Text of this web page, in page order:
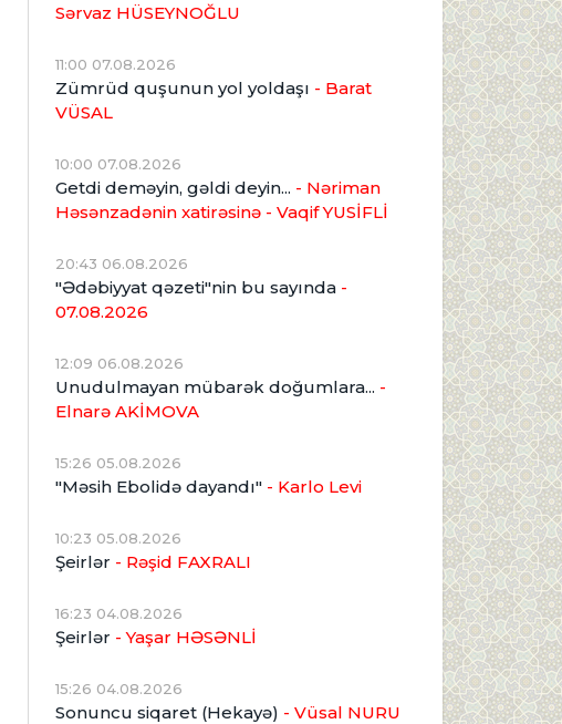
Sərvaz HÜSEYNOĞLU
11:00 07.08.2026
Zümrüd quşunun yol yoldaşı - Barat
VÜSAL
10:00 07.08.2026
Getdi deməyin, gəldi deyin... - Nəriman
Həsənzadənin xatirəsinə - Vaqif YUSİFLİ
20:43 06.08.2026
"Ədəbiyyat qəzeti"nin bu sayında -
07.08.2026
12:09 06.08.2026
Unudulmayan mübarək doğumlara... -
Elnarə AKİMOVA
15:26 05.08.2026
"Məsih Ebolidə dayandı" - Karlo Levi
10:23 05.08.2026
Şeirlər - Rəşid FAXRALI
16:23 04.08.2026
Şeirlər - Yaşar HƏSƏNLİ
15:26 04.08.2026
Sonuncu siqaret (Hekayə) - Vüsal NURU